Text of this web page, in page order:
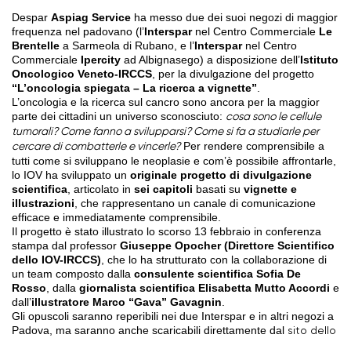
Despar Aspiag Service ha messo due dei suoi negozi di maggior
frequenza nel padovano (l’Intersparnel Centro Commerciale Le
Brentelle a Sarmeola di Rubano, e l’Intersparnel Centro
Commerciale Ipercity ad Albignasego) a disposizione dell’Istituto
Oncologico Veneto-IRCCS, per la divulgazione del progetto
“L’oncologia spiegata – La ricerca a vignette”.
L’oncologia e la ricerca sul cancro sono ancora per la maggior
parte dei cittadini un universo sconosciuto: cosa sono le cellule
tumorali? Come fanno a svilupparsi? Come si fa a studiarle per
cercare di combatterle e vincerle?Per rendere comprensibile a
tutti come si sviluppano le neoplasie e com’è possibile affrontarle,
lo IOV ha sviluppato un originale progetto di divulgazione
scientifica, articolato in sei capitoli basati su vignette e
illustrazioni, che rappresentano un canale di comunicazione
efficace e immediatamente comprensibile.
Il progetto è stato illustrato lo scorso 13 febbraio in conferenza
stampa dal professor Giuseppe Opocher (Direttore Scientifico
dello IOV-IRCCS), che lo ha strutturato con la collaborazione di
un team composto dalla consulente scientifica Sofia De
Rosso, dalla giornalista scientifica Elisabetta Mutto Accordi e
dall’illustratore Marco “Gava” Gavagnin.
Gli opuscoli saranno reperibili nei due Interspar e in altri negozi a
Padova, ma saranno anche scaricabili direttamente dal sito dello